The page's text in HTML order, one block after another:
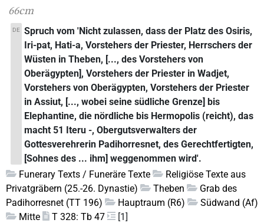
66cm
DE Spruch vom 'Nicht zulassen, dass der Platz des Osiris,
Iri-pat, Hati-a, Vorstehers der Priester, Herrschers der
Wüsten in Theben, [..., des Vorstehers von
Oberägypten], Vorstehers der Priester in Wadjet,
Vorstehers von Oberägypten, Vorstehers der Priester
in Assiut, [..., wobei seine südliche Grenze] bis
Elephantine, die nördliche bis Hermopolis (reicht), das
macht 51 Iteru -, Obergutsverwalters der
Gottesverehrerin Padihorresnet, des Gerechtfertigten,
[Sohnes des ... ihm] weggenommen wird'.
Funerary Texts / Funeräre Texte
Religiöse Texte aus
Privatgräbern (25.-26. Dynastie)
Theben
Grab des
Padihorresnet (TT 196)
Hauptraum (R6)
Südwand (Af)
Mitte
T 328: Tb 47
[1]